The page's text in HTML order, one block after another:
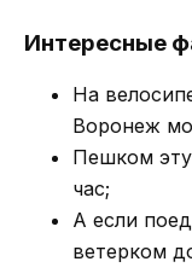
Интересные
На
Воронеж
Пешком эту
час;
А если
ветерком